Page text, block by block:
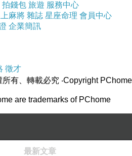
因電腦顯示卡不同，或電腦螢幕
際商品顏色為準，請見諒。
批花布裁剪位置不同而造成花紋
拍錢包 旅遊 服務中心
麻將 雜誌 星座命理 會員中心
企業簡訊
徵才
所有、轉載必究 ‧Copyright PChome
are trademarks of PChome
最新文章